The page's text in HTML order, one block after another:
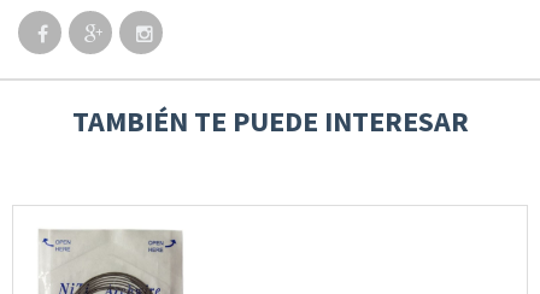
TAMBIÉN TE PUEDE INTERESAR